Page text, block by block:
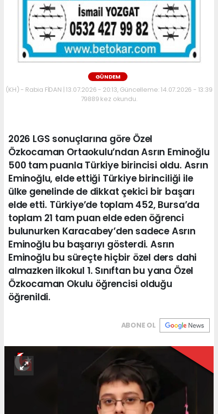
GÜNDEM
(KH) - Rabia FİDAN | 13.07.2026 - 20:13, Güncelleme: 14.07.2026 - 13:39
79889 kez okundu.
2026 LGS sonuçlarına göre Özel
Özkocaman Ortaokulu’ndan Asrın Eminoğlu
500 tam puanla Türkiye birincisi oldu. Asrın
Eminoğlu, elde ettiği Türkiye birinciliği ile
ülke genelinde de dikkat çekici bir başarı
elde etti. Türkiye’de toplam 452, Bursa’da
toplam 21 tam puan elde eden öğrenci
bulunurken Karacabey’den sadece Asrın
Eminoğlu bu başarıyı gösterdi. Asrın
Eminoğlu bu süreçte hiçbir özel ders dahi
almazken ilkokul 1. Sınıftan bu yana Özel
Özkocaman Okulu öğrencisi olduğu
öğrenildi.
ABONE OL